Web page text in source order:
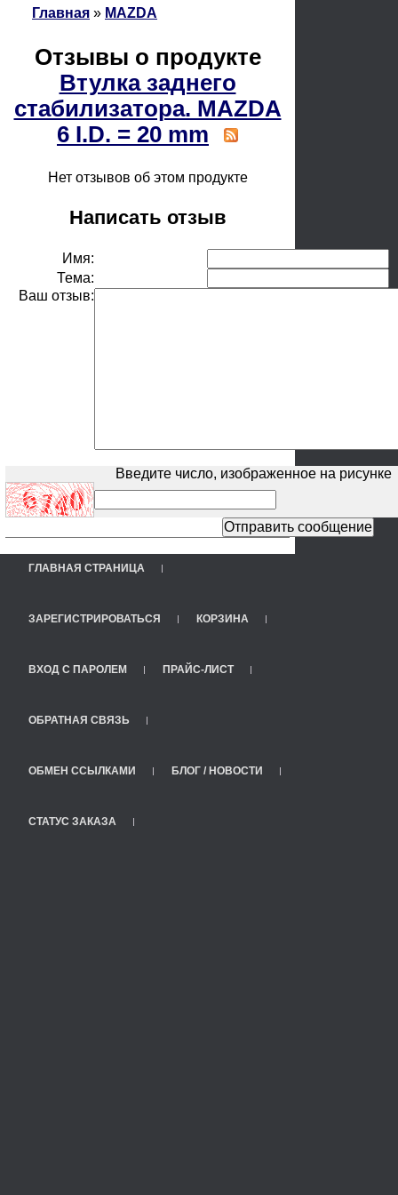
Главная » MAZDA
Отзывы о продукте
Втулка заднего
стабилизатора. MAZDA
6 I.D. = 20 mm
Нет отзывов об этом продукте
Написать отзыв
Имя:
Тема:
Ваш отзыв:
Введите число, изображенное на рисунке
ГЛАВНАЯ СТРАНИЦА
ЗАРЕГИСТРИРОВАТЬСЯ КОРЗИНА
ВХОД С ПАРОЛЕМ ПРАЙС-ЛИСТ
ОБРАТНАЯ СВЯЗЬ
ОБМЕН ССЫЛКАМИ БЛОГ / НОВОСТИ
СТАТУС ЗАКАЗА